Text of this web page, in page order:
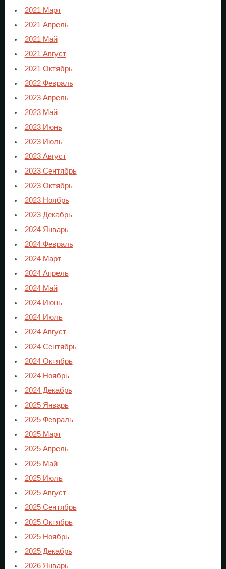
2021 Март
2021 Апрель
2021 Май
2021 Август
2021 Октябрь
2022 Февраль
2023 Апрель
2023 Май
2023 Июнь
2023 Июль
2023 Август
2023 Сентябрь
2023 Октябрь
2023 Ноябрь
2023 Декабрь
2024 Январь
2024 Февраль
2024 Март
2024 Апрель
2024 Май
2024 Июнь
2024 Июль
2024 Август
2024 Сентябрь
2024 Октябрь
2024 Ноябрь
2024 Декабрь
2025 Январь
2025 Февраль
2025 Март
2025 Апрель
2025 Май
2025 Июль
2025 Август
2025 Сентябрь
2025 Октябрь
2025 Ноябрь
2025 Декабрь
2026 Январь